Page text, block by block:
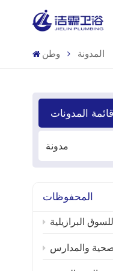
وطن المدونة
قائمة المدونات
مدونة
المحفوظات
المناسب للسوق البرازيلية
في مشاريع تجديد مرافق الرعاية الصحية والمدارس